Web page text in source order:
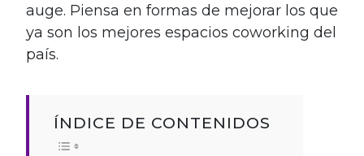
auge. Piensa en formas de mejorar los que
ya son los mejores espacios coworking del
país.
ÍNDICE DE CONTENIDOS